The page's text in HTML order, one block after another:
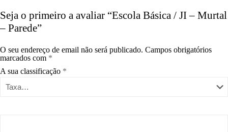
Seja o primeiro a avaliar “Escola Básica / JI – Murtal
– Parede”
O seu endereço de email não será publicado. Campos obrigatórios
marcados com *
A sua classificação *